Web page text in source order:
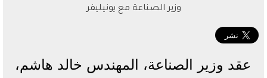
وزير الصناعة مع يونيليفر
عقد وزير الصناعة، المهندس خالد هاشم،